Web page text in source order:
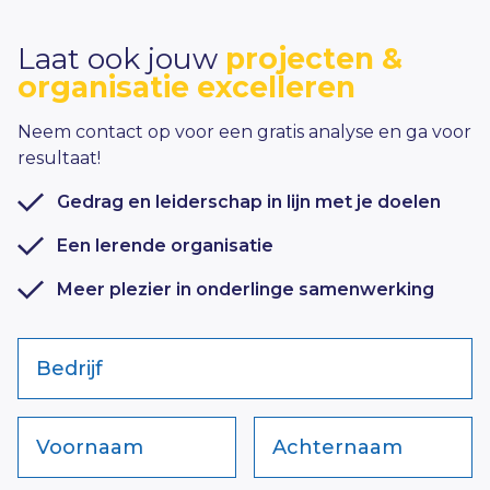
Laat ook jouw projecten &
organisatie excelleren
Neem contact op voor een gratis analyse en ga voor
resultaat!
Gedrag en leiderschap in lijn met je doelen
Een lerende organisatie
Meer plezier in onderlinge samenwerking
Bedrijf
Voornaam Achternaam